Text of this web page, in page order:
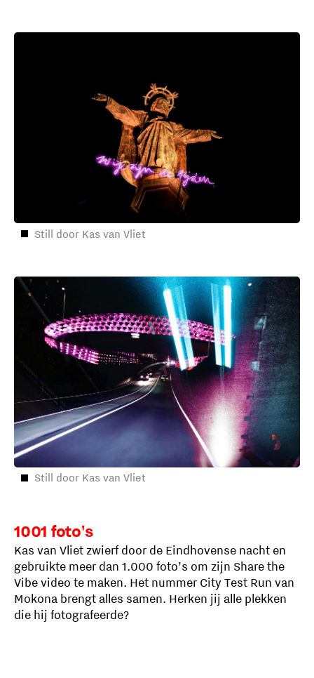
Still door Kas van Vliet
Still door Kas van Vliet
1001 foto's
Kas van Vliet zwierf door de Eindhovense nacht en
gebruikte meer dan 1.000 foto’s om zijn Share the
Vibe video te maken. Het nummer City Test Run van
Mokona brengt alles samen. Herken jij alle plekken
die hij fotografeerde?